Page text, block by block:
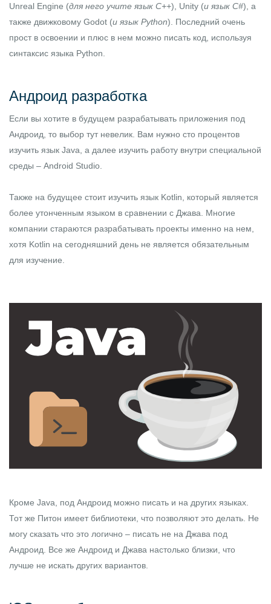
Unreal Engine (для него учите язык С++), Unity (и язык C#), а
также движковому Godot (и язык Python). Последний очень
прост в освоении и плюс в нем можно писать код, используя
синтаксис языка Python.
Андроид разработка
Если вы хотите в будущем разрабатывать приложения под
Андроид, то выбор тут невелик. Вам нужно сто процентов
изучить язык Java, а далее изучить работу внутри специальной
среды – Android Studio.
Также на будущее стоит изучить язык Kotlin, который является
более утонченным языком в сравнении с Джава. Многие
компании стараются разрабатывать проекты именно на нем,
хотя Kotlin на сегодняшний день не является обязательным
для изучение.
Кроме Java, под Андроид можно писать и на других языках.
Тот же Питон имеет библиотеки, что позволяют это делать. Не
могу сказать что это логично – писать не на Джава под
Андроид. Все же Андроид и Джава настолько близки, что
лучше не искать других вариантов.